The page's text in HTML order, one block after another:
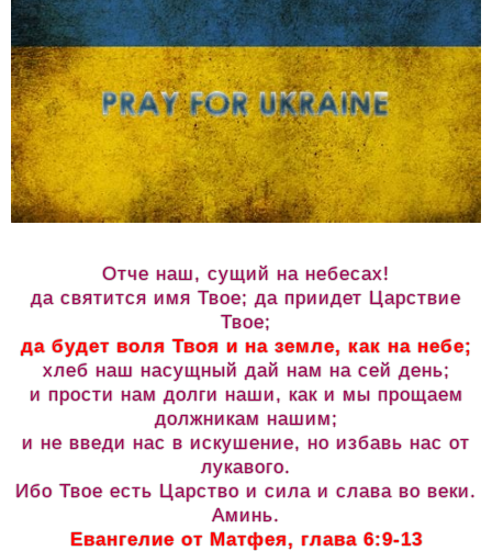
Отче наш, сущий на небесах!
да святится имя Твое; да приидет Царствие
Твое;
да будет воля Твоя и на земле, как на небе;
хлеб наш насущный дай нам на сей день;
и прости нам долги наши, как и мы прощаем
должникам нашим;
и не введи нас в искушение, но избавь нас от
лукавого.
Ибо Твое есть Царство и сила и слава во веки.
Аминь.
Евангелие от Матфея, глава 6:9-13